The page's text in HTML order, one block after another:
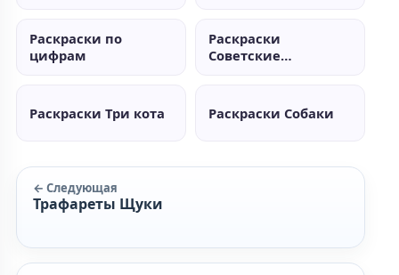
Раскраски по
цифрам
Раскраски
Советские
Раскраски Три кота Раскраски Собаки
← Следующая
Трафареты Щуки